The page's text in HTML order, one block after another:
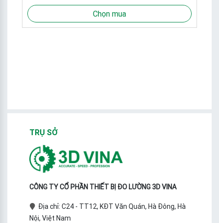
Chọn mua
TRỤ SỞ
CÔNG TY CỔ PHẦN THIẾT BỊ ĐO LƯỜNG 3D VINA
Địa chỉ: C24 - TT12, KĐT Văn Quán, Hà Đông, Hà
Nội, Việt Nam